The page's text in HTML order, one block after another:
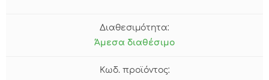
Διαθεσιμότητα:
Άμεσα διαθέσιμο
Κωδ. προϊόντος: